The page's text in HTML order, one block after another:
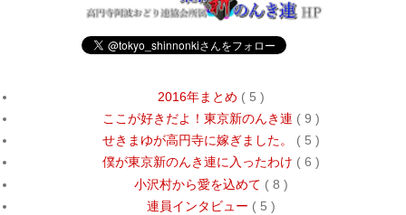
2016年まとめ ( 5 )
ここが好きだよ！東京新のんき連 ( 9 )
せきまゆが高円寺に嫁ぎました。 ( 5 )
僕が東京新のんき連に入ったわけ ( 6 )
小沢村から愛を込めて ( 8 )
連員インタビュー ( 5 )